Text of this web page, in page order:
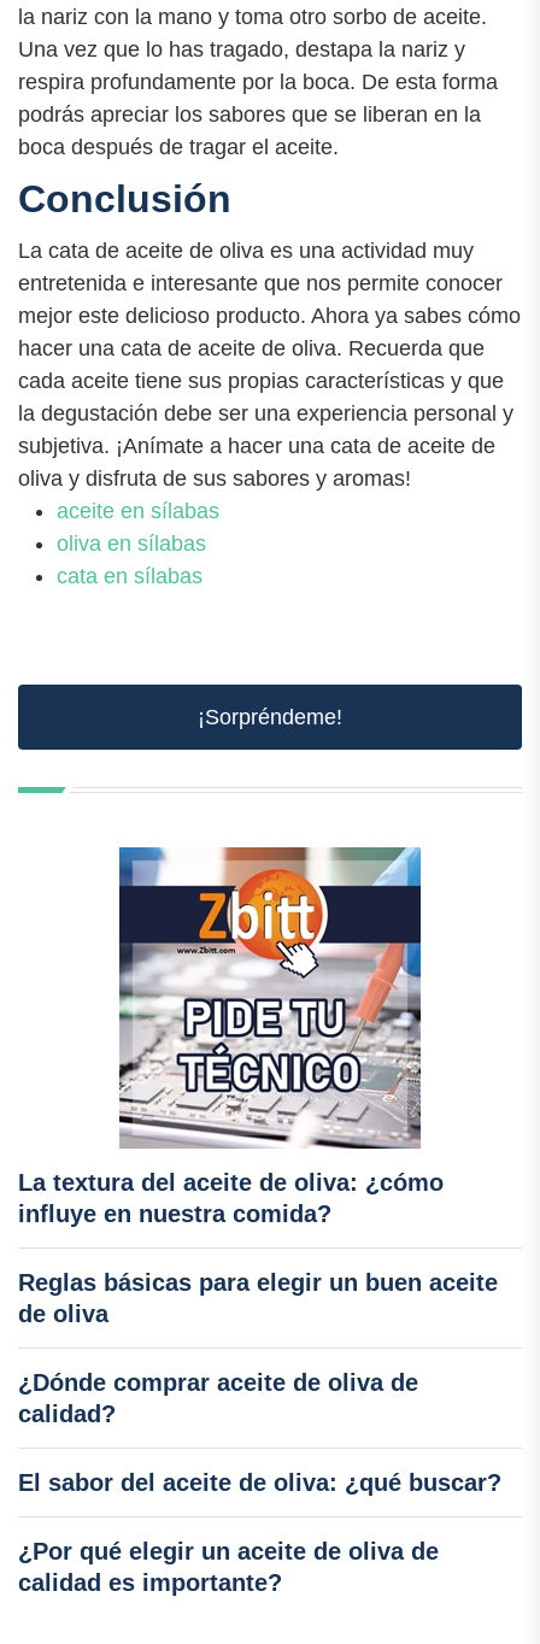
la nariz con la mano y toma otro sorbo de aceite.
Una vez que lo has tragado, destapa la nariz y
respira profundamente por la boca. De esta forma
podrás apreciar los sabores que se liberan en la
boca después de tragar el aceite.
Conclusión
La cata de aceite de oliva es una actividad muy
entretenida e interesante que nos permite conocer
mejor este delicioso producto. Ahora ya sabes cómo
hacer una cata de aceite de oliva. Recuerda que
cada aceite tiene sus propias características y que
la degustación debe ser una experiencia personal y
subjetiva. ¡Anímate a hacer una cata de aceite de
oliva y disfruta de sus sabores y aromas!
aceite en sílabas
oliva en sílabas
cata en sílabas
¡Sorpréndeme!
La textura del aceite de oliva: ¿cómo
influye en nuestra comida?
Reglas básicas para elegir un buen aceite
de oliva
¿Dónde comprar aceite de oliva de
calidad?
El sabor del aceite de oliva: ¿qué buscar?
¿Por qué elegir un aceite de oliva de
calidad es importante?